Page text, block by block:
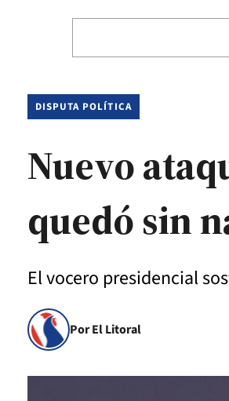
DISPUTA POLÍTICA
Nuevo
quedó sin
El vocero presidencial
Por El Litoral